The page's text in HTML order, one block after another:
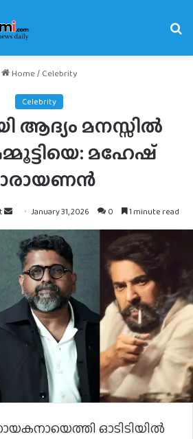
Home/ Celebrity
Celebrity
ആദ്യം മനസ്സിൽ
മഹേഷ്
Send
an
email
January 31, 2026 0 1 minute read
ഓടിടിയിൽ